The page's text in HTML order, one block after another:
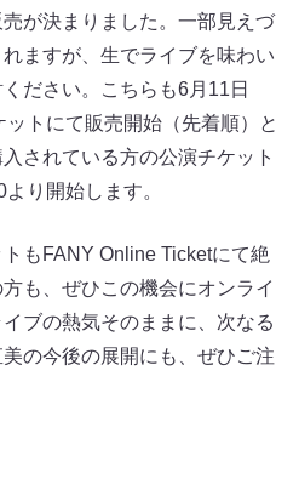
売が決まりました。一部見えづ
ますが、生でライブを味わい
ださい。こちらも6月11日
ットにて販売開始（先着順）と
されている方の公演チケット
り開始します。
もFANY Online Ticketにて絶
も、ぜひこの機会にオンライ
ブの熱気そのままに、次なる
の今後の展開にも、ぜひご注